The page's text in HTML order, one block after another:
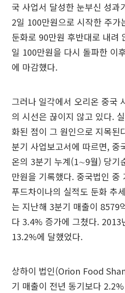
국 사업서 달성한 눈부신 성과
2일 100만원으로 시작한 주가
둔화로 90만원 후반대로 내려
일 100만원을 다시 돌파한 이
에 마감했다.
그러나 일각에서 오리온 중국
의 시선은 끊이지 않고 있다.
화된 점이 그 원인으로 지목된
분기 사업보고서에 따르면, 중
온의 3분기 누계(1∼9월) 당기
만원을 기록했다. 중국법인 중
푸드차이나의 실적도 둔화 추
는 지난해 3분기 매출이 8579
다 3.4% 증가에 그쳤다. 2013
13.2%에 달했었다.
상하이 법인(Orion Food
기 매출이 전년 동기보다